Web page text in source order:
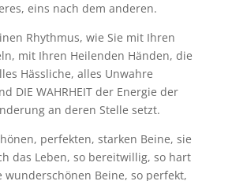
eins nach dem anderen.
Rhythmus, wie Sie mit Ihren
mit Ihren Heilenden Händen, die
Hässliche, alles Unwahre
DIE WAHRHEIT der Energie der
an deren Stelle setzt.
perfekten, starken Beine, sie
das Leben, so bereitwillig, so hart
Beine, so perfekt,